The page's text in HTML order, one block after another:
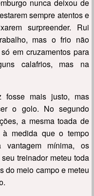
nunca deixou de
sempre atentos e
surpreender. Rui
mas o frio não
em cruzamentos para
calafrios, mas na
mais justo, mas
o golo. No segundo
a mesma toada de
medida que o tempo
mínima, os
treinador meteu toda
do meio campo e meteu